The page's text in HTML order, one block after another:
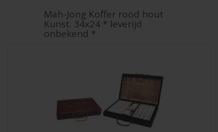
Mah-Jong Koffer rood hout
Kunst. 34x24 * leverijd
onbekend *